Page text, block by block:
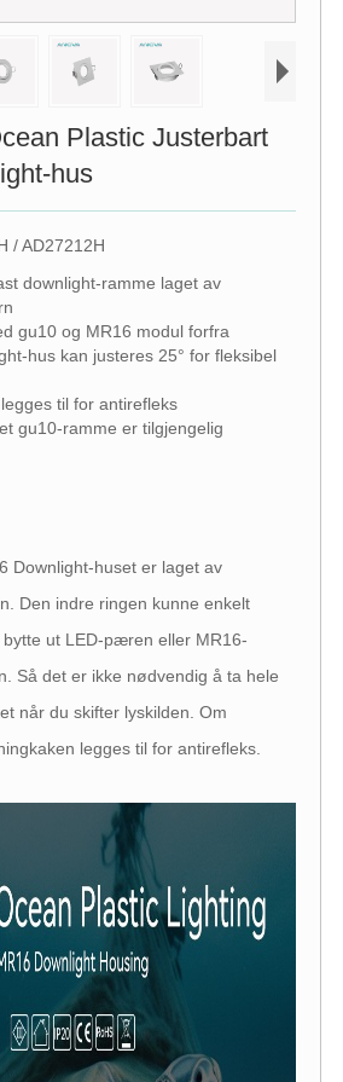
Plastic Justerbart
hus
/ AD27212H
downlight-ramme laget av
gu10 og MR16 modul forfra
hus kan justeres 25° for fleksibel
til for antirefleks
gu10-ramme er tilgjengelig
Downlight-huset er laget av
Den indre ringen kunne enkelt
ut LED-pæren eller MR16-
Så det er ikke nødvendig å ta hele
når du skifter lyskilden. Om
legges til for antirefleks.